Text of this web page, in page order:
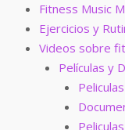
Fitness Music
Ejercicios y
Videos sobre
Películas y